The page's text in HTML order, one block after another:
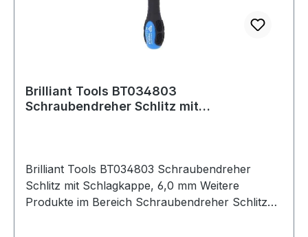
Brilliant Tools BT034803
Schraubendreher Schlitz mit
Brilliant Tools BT034803 Schraubendreher
Schlitz mit Schlagkappe, 6,0 mm Weitere
Produkte im Bereich Schraubendreher Schlitz